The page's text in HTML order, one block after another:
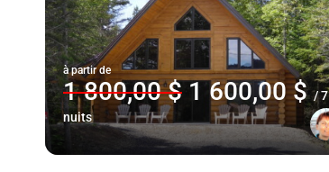
à partir de
1 800,00 $ 1 600,00 $ / 7
nuits